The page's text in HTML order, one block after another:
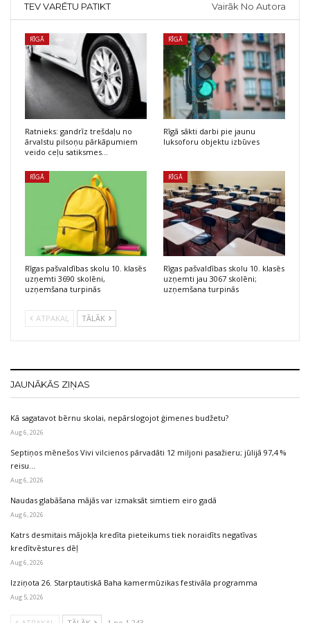
TEV VARĒTU PATIKT Vairāk No Autora
RĪGĀ
Ratnieks: gandrīz trešdaļu no
ārvalstu pilsoņu pārkāpumiem
veido ceļu satiksmes…
RĪGĀ
Rīgā sākti darbi pie jaunu
luksoforu objektu izbūves
RĪGĀ
Rīgas pašvaldības skolu 10. klasēs
uzņemti 3690 skolēni,
uzņemšana turpinās
RĪGĀ
Rīgas pašvaldības skolu 10. klasēs
uzņemti jau 3067 skolēni;
uzņemšana turpinās
ATPAKAĻ TĀLĀK
JAUNĀKĀS ZIŅAS
Kā sagatavot bērnu skolai, nepārslogojot ģimenes budžetu?
Aug 6, 2026
Septiņos mēnešos Vivi vilcienos pārvadāti 12 miljoni pasažieru; jūlijā 97,4 %
reisu…
Aug 6, 2026
Naudas glabāšana mājās var izmaksāt simtiem eiro gadā
Aug 6, 2026
Katrs desmitais mājokļa kredīta pieteikums tiek noraidīts negatīvas
kredītvēstures dēļ
Aug 6, 2026
Izziņota 26. Starptautiskā Baha kamermūzikas festivāla programma
Aug 5, 2026